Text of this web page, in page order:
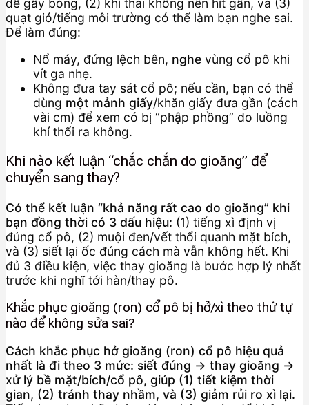
dễ gây bỏng, (2) khí thải không nên hít gần, và (3)
quạt gió/tiếng môi trường có thể làm bạn nghe sai.
Để làm đúng:
Nổ máy, đứng lệch bên, nghe vùng cổ pô khi
vít ga nhẹ.
Không đưa tay sát cổ pô; nếu cần, bạn có thể
dùng một mảnh giấy/khăn giấy đưa gần (cách
vài cm) để xem có bị “phập phồng” do luồng
khí thổi ra không.
Khi nào kết luận “chắc chắn do gioăng” để
chuyển sang thay?
Có thể kết luận “khả năng rất cao do gioăng” khi
bạn đồng thời có 3 dấu hiệu: (1) tiếng xì định vị
đúng cổ pô, (2) muội đen/vết thổi quanh mặt bích,
và (3) siết lại ốc đúng cách mà vẫn không hết. Khi
đủ 3 điều kiện, việc thay gioăng là bước hợp lý nhất
trước khi nghĩ tới hàn/thay pô.
Khắc phục gioăng (ron) cổ pô bị hở/xì theo thứ tự
nào để không sửa sai?
Cách khắc phục hở gioăng (ron) cổ pô hiệu quả
nhất là đi theo 3 mức: siết đúng → thay gioăng →
xử lý bề mặt/bích/cổ pô, giúp (1) tiết kiệm thời
gian, (2) tránh thay nhầm, và (3) giảm rủi ro xì lại.